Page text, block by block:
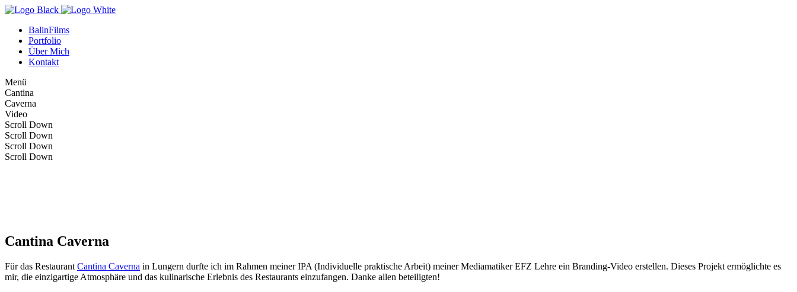
BalinFilms
Portfolio
Über Mich
Kontakt
Menü
Cantina
Caverna
Video
Scroll Down
Scroll Down
Scroll Down
Scroll Down
Cantina Caverna
Für das Restaurant Cantina Caverna in Lungern durfte ich im Rahmen meiner IPA (Individuelle praktische Arbeit) meiner Mediamatiker EFZ Lehre ein Branding-Video erstellen. Dieses Projekt ermöglichte es
mir, die einzigartige Atmosphäre und das kulinarische Erlebnis des Restaurants einzufangen. Danke allen beteiligten!